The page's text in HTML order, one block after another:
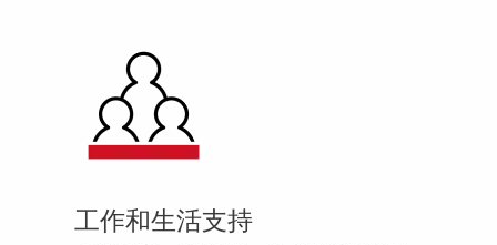
工作和生活支持